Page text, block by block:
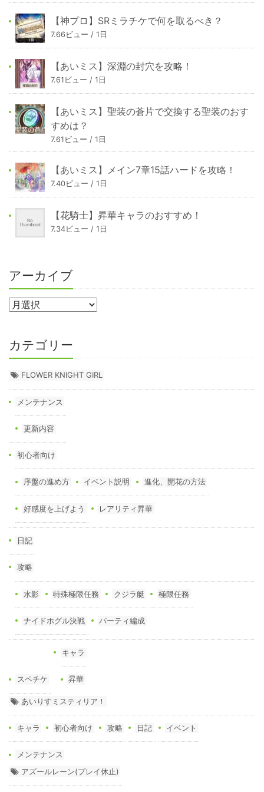
【神プロ】SRミラチケで何を取るべき？
7.66ビュー / 1日
【あいミス】深淵の封穴を攻略！
7.61ビュー / 1日
【あいミス】聖装の蒼片で交換する聖装のおす
すめは？
7.61ビュー / 1日
【あいミス】メイン7章15話ハードを攻略！
7.40ビュー / 1日
【花騎士】昇華キャラのおすすめ！
7.34ビュー / 1日
アーカイブ
カテゴリー
FLOWER KNIGHT GIRL
メンテナンス
更新内容
初心者向け
序盤の進め方 イベント説明 進化、開花の方法
好感度を上げよう レアリティ昇華
日記
攻略
水影 特殊極限任務 クジラ艇 極限任務
ナイドホグル決戦 パーティ編成
スペチケ
キャラ
昇華
あいりすミスティリア！
キャラ 初心者向け 攻略 日記 イベント
メンテナンス
アズールレーン(プレイ休止)